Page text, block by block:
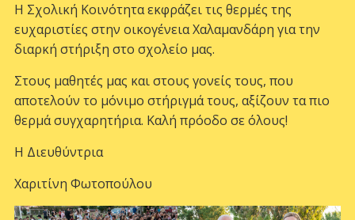
Η Σχολική Κοινότητα εκφράζει τις θερμές της
ευχαριστίες στην οικογένεια Χαλαμανδάρη για την
διαρκή στήριξη στο σχολείο μας.
Στους μαθητές μας και στους γονείς τους, που
αποτελούν το μόνιμο στήριγμά τους, αξίζουν τα πιο
θερμά συγχαρητήρια. Καλή πρόοδο σε όλους!
Η Διευθύντρια
Χαριτίνη Φωτοπούλου